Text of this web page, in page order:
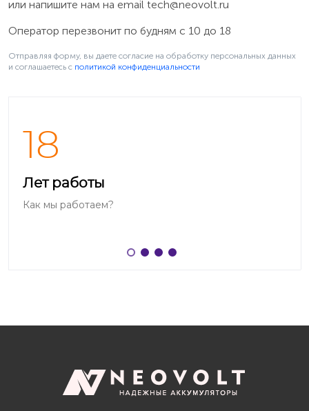
Обозначается буквами и цифрами на внешней
стороне аккумулятора в левой верхней области
или напишите нам на email tech@neovolt.ru
Оператор перезвонит по будням с 10 до 18
Отправляя форму, вы даете согласие на обработку персональных данных
и соглашаетесь c политикой конфиденциальности
18
Лет работы
Как мы работаем?